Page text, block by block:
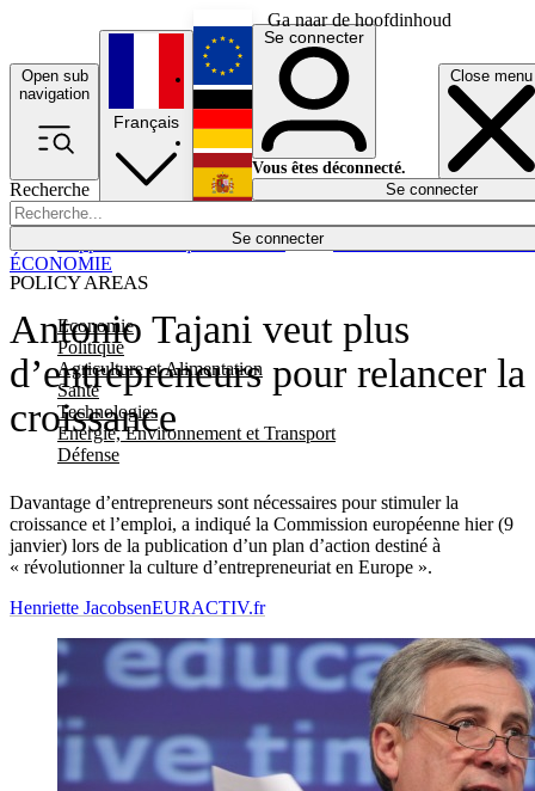
Ga naar de hoofdinhoud
Open sub
navigation
Close menu
Recherche
Se connecter
POLICY AREAS
Economie
Politique
Agriculture et Alimentation
Santé
Technologies
Energie, Environnement et Transport
Défense
Économie
Français
English
Deutsch
Español
Se connecter
Vous êtes déconnecté.
Se connecter
Antonio Tajani veut plus
d’entrepreneurs pour relancer la
croissance
Davantage d’entrepreneurs sont nécessaires pour stimuler la
croissance et l’emploi, a indiqué la Commission européenne hier (9
janvier) lors de la publication d’un plan d’action destiné à
« révolutionner la culture d’entrepreneuriat en Europe ».
ÉCONOMIE
Henriette JacobsenEURACTIV.fr